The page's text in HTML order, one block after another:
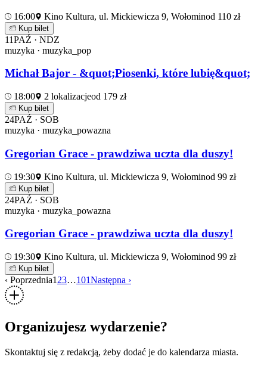
16:00 Kino Kultura, ul. Mickiewicza 9, Wołominod 110 zł
Kup bilet
11PAŹ · NDZ
muzyka · muzyka_pop
Michał Bajor - &quot;Piosenki, które lubię&quot;
18:00 2 lokalizacjeod 179 zł
Kup bilet
24PAŹ · SOB
muzyka · muzyka_powazna
Gregorian Grace - prawdziwa uczta dla duszy!
19:30 Kino Kultura, ul. Mickiewicza 9, Wołominod 99 zł
Kup bilet
24PAŹ · SOB
muzyka · muzyka_powazna
Gregorian Grace - prawdziwa uczta dla duszy!
19:30 Kino Kultura, ul. Mickiewicza 9, Wołominod 99 zł
Kup bilet
‹ Poprzednia1 23…101Następna ›
Organizujesz wydarzenie?
Skontaktuj się z redakcją, żeby dodać je do kalendarza miasta.